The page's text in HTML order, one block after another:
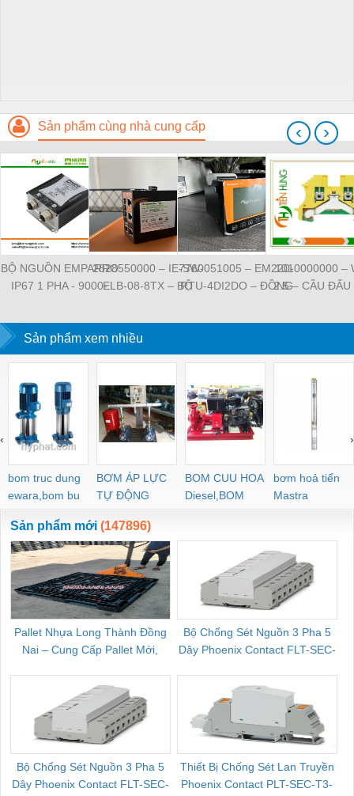
Sản phẩm cùng nhà cung cấp
BỘ NGUỒN EMPARRO
IP67 1 PHA - 9000-
EMPARRO IP67
POWER SUPPLY 1-
PHASE
2828550000 – IE-SW-
ELB-08-8TX – BỘ
RJ45 – WEIDMULLER
7760051005 – EM220-
RTU-4DI2DO – ĐỒNG
ĐO ĐIỆN ÁP –
1010000000 –
2.5 – CẦU ĐẤU
‹ ›
Sản phẩm xem nhiều
bom truc dung
ewara,bom bu
ewara
BƠM ÁP LỰC
TỰ ĐỘNG
BOM CUU HOA
Diesel,BOM
CHUA CHAY
bơm hoả tiển
Mastra
‹ ›
Sản phẩm mới (147896)
Pallet Nhựa Long Thành Đồng
Nai – Cung Cấp Pallet Mới,
Bộ Chống Sét Nguồn 3 Pha 5
Dây Phoenix Contact FLT-SEC-
Bộ Chống Sét Nguồn 3 Pha 5
Dây Phoenix Contact FLT-SEC-
Thiết Bị Chống Sét Lan Truyền
Phoenix Contact PLT-SEC-T3-